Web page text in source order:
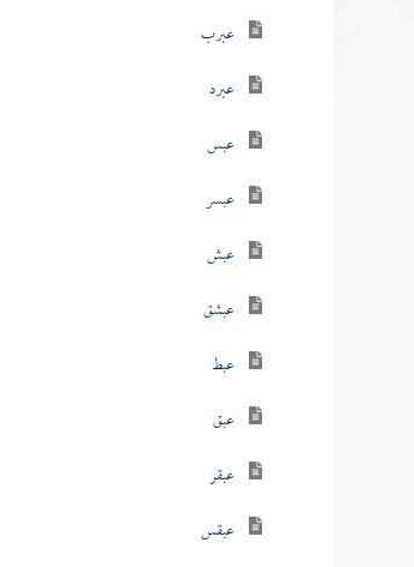
عبرب
عبرد
عبس
عبسر
عبش
عبشق
عبط
عبق
عبقر
عبقس